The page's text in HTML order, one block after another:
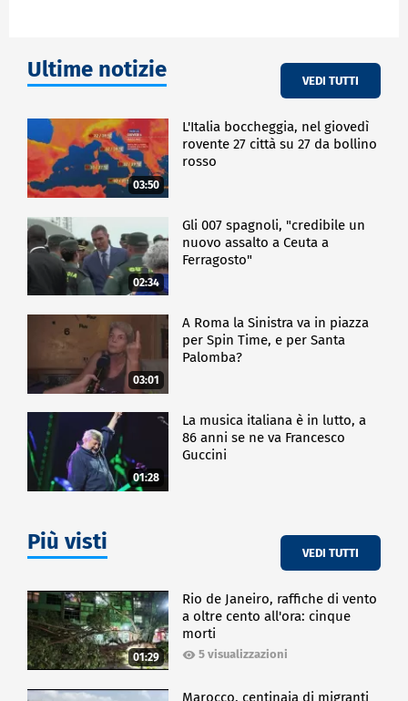
Ultime notizie VEDI TUTTI
03:50
L'Italia boccheggia, nel giovedì
rovente 27 città su 27 da bollino
rosso
02:34
Gli 007 spagnoli, "credibile un
nuovo assalto a Ceuta a
Ferragosto"
03:01
A Roma la Sinistra va in piazza
per Spin Time, e per Santa
Palomba?
01:28
La musica italiana è in lutto, a
86 anni se ne va Francesco
Guccini
Più visti VEDI TUTTI
01:29
Rio de Janeiro, raffiche di vento
a oltre cento all'ora: cinque
morti
5 visualizzazioni
Marocco, centinaia di migranti